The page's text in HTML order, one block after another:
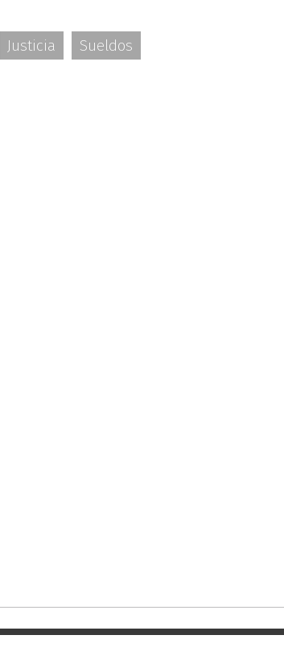
Justicia Sueldos